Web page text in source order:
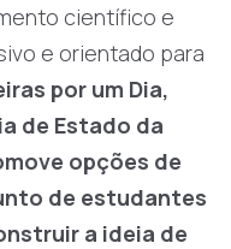
científico e
e orientado para
por um Dia,
de Estado da
opções de
de estudantes
a ideia de